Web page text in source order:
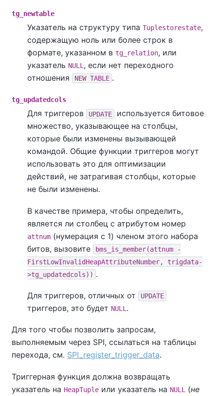
tg_newtable
Указатель на структуру типа Tuplestorestate,
содержащую ноль или более строк в
формате, указанном в tg_relation, или
указатель NULL , если нет переходного
отношения
NEW TABLE .
tg_updatedcols
Для триггеров UPDATE
используется битовое
множество, указывающее на столбцы,
которые были изменены вызывающей
командой. Общие функции триггеров могут
использовать это для оптимизации
действий, не затрагивая столбцы, которые
не были изменены.
В качестве примера, чтобы определить,
является ли столбец с атрибутом номер
attnum (нумерация с 1) членом этого набора
битов, вызовите
bms_is_member(attnum -
FirstLowInvalidHeapAttributeNumber, trigdata-
>tg_updatedcols)) .
Для триггеров, отличных от UPDATE
триггеров, это будет NULL .
Для того чтобы позволить запросам,
выполняемым через SPI, ссылаться на таблицы
перехода, см. SPI_register_trigger_data.
Триггерная функция должна возвращать
указатель на HeapTuple или указатель на NULL (не